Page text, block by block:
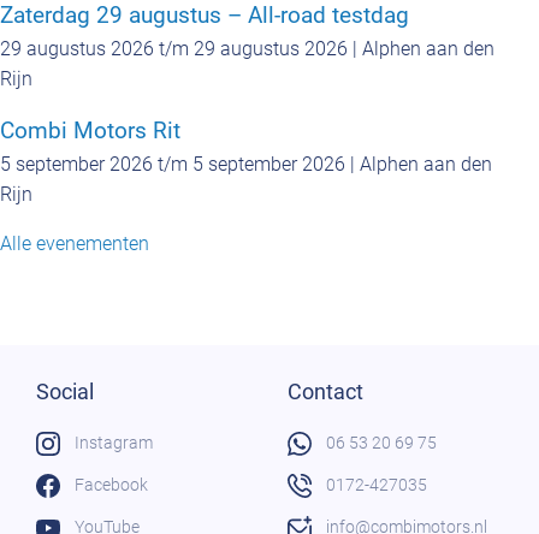
Zaterdag 29 augustus – All-road testdag
29 augustus 2026 t/m 29 augustus 2026 | Alphen aan den
Rijn
Combi Motors Rit
5 september 2026 t/m 5 september 2026 | Alphen aan den
Rijn
Alle evenementen
Social
Instagram
Facebook
YouTube
Contact
06 53 20 69 75
0172-427035
info@combimotors.nl